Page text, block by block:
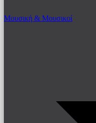
Μουσική & Μουσικοί